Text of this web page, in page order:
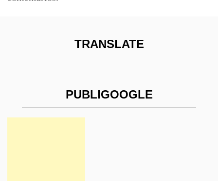
TRANSLATE
PUBLIGOOGLE